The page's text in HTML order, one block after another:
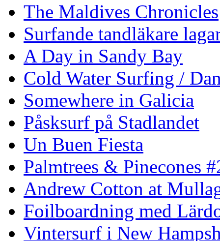
The Maldives Chronicles
Surfande tandläkare
A Day in Sandy Bay
Cold Water Surfing /
Somewhere in Galicia
Påsksurf på Stadlandet
Un Buen Fiesta
Palmtrees & Pinecones
Andrew Cotton at
Foilboardning med
Vintersurf i New